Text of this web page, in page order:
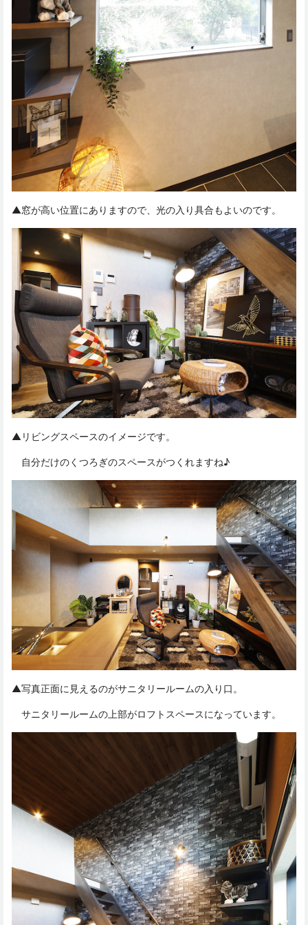
▲窓が高い位置にありますので、光の入り具合もよいのです。
▲リビングスペースのイメージです。
自分だけのくつろぎのスペースがつくれますね♪
▲写真正面に見えるのがサニタリールームの入り口。
サニタリールームの上部がロフトスペースになっています。